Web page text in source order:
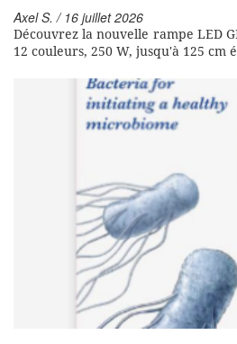
Axel S. / 16 juillet 2026
Découvrez la nouvelle rampe LED
12 couleurs, 250 W, jusqu'à 125 cm